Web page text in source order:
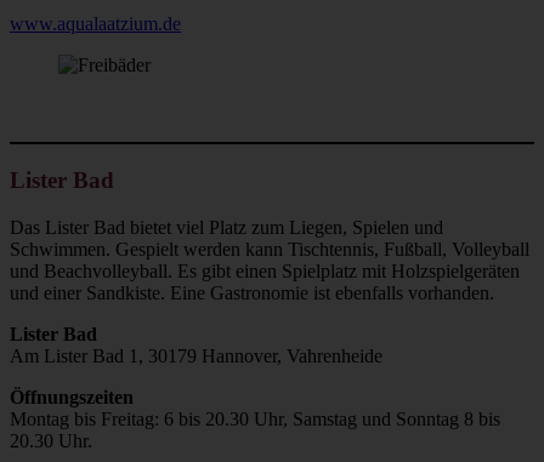
www.aqualaatzium.de
Lister Bad
Das Lister Bad bietet viel Platz zum Liegen, Spielen und
Schwimmen. Gespielt werden kann Tischtennis, Fußball, Volleyball
und Beachvolleyball. Es gibt einen Spielplatz mit Holzspielgeräten
und einer Sandkiste. Eine Gastronomie ist ebenfalls vorhanden.
Lister Bad
Am Lister Bad 1, 30179 Hannover, Vahrenheide
Öffnungszeiten
Montag bis Freitag: 6 bis 20.30 Uhr, Samstag und Sonntag 8 bis
20.30 Uhr.